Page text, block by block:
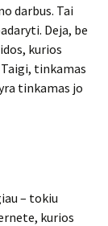
darbus. Tai
Deja, be
kurios
tinkamas
tinkamas jo
– tokiu
kurios